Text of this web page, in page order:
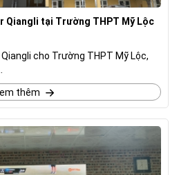
Qiangli tại Trường THPT Mỹ Lộc
cho Trường THPT Mỹ Lộc,
thêm